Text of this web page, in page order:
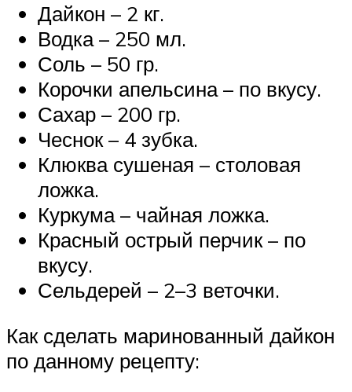
Дайкон – 2 кг.
Водка – 250 мл.
Соль – 50 гр.
Корочки апельсина – по вкусу.
Сахар – 200 гр.
Чеснок – 4 зубка.
Клюква сушеная – столовая
ложка.
Куркума – чайная ложка.
Красный острый перчик – по
вкусу.
Сельдерей – 2–3 веточки.
Как сделать маринованный дайкон
по данному рецепту: